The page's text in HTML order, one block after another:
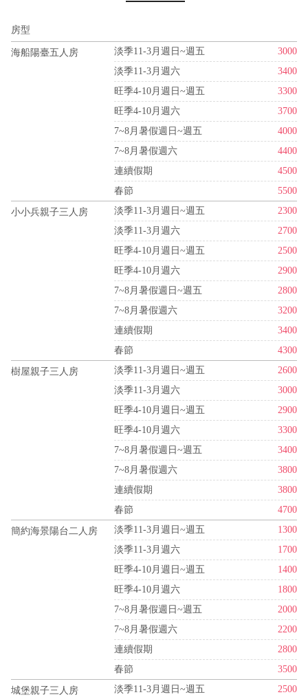
房型
海船陽臺五人房 淡季11-3月週日~週五
3000
淡季11-3月週六
3400
旺季4-10月週日~週五
3300
旺季4-10月週六
3700
7~8月暑假週日~週五
4000
7~8月暑假週六
4400
連續假期
4500
春節
5500
小小兵親子三人房 淡季11-3月週日~週五
2300
淡季11-3月週六
2700
旺季4-10月週日~週五
2500
旺季4-10月週六
2900
7~8月暑假週日~週五
2800
7~8月暑假週六
3200
連續假期
3400
春節
4300
樹屋親子三人房 淡季11-3月週日~週五
2600
淡季11-3月週六
3000
旺季4-10月週日~週五
2900
旺季4-10月週六
3300
7~8月暑假週日~週五
3400
7~8月暑假週六
3800
連續假期
3800
春節
4700
簡約海景陽台二人房 淡季11-3月週日~週五
1300
淡季11-3月週六
1700
旺季4-10月週日~週五
1400
旺季4-10月週六
1800
7~8月暑假週日~週五
2000
7~8月暑假週六
2200
連續假期
2800
春節
3500
城堡親子三人房 淡季11-3月週日~週五
2500